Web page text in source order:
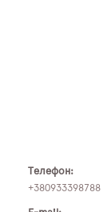
Телефон:
+380933398788